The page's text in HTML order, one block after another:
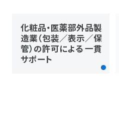
化粧品・医薬部外品製
造業（包装／表示／保
管）の許可による​ 一貫
サポート